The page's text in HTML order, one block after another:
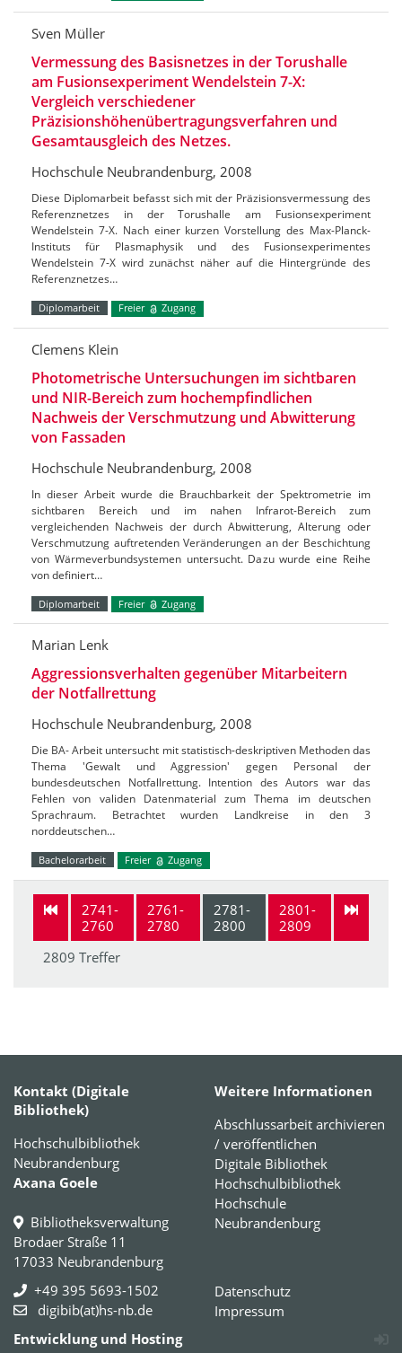
Sven Müller
Vermessung des Basisnetzes in der Torushalle
am Fusionsexperiment Wendelstein 7-X:
Vergleich verschiedener
Präzisionshöhenübertragungsverfahren und
Gesamtausgleich des Netzes.
Hochschule Neubrandenburg, 2008
Diese Diplomarbeit befasst sich mit der Präzisionsvermessung des
Referenznetzes in der Torushalle am Fusionsexperiment
Wendelstein 7-X. Nach einer kurzen Vorstellung des Max-Planck-
Instituts für Plasmaphysik und des Fusionsexperimentes
Wendelstein 7-X wird zunächst näher auf die Hintergründe des
Referenznetzes…
Diplomarbeit Freier Zugang
Clemens Klein
Photometrische Untersuchungen im sichtbaren
und NIR-Bereich zum hochempfindlichen
Nachweis der Verschmutzung und Abwitterung
von Fassaden
Hochschule Neubrandenburg, 2008
In dieser Arbeit wurde die Brauchbarkeit der Spektrometrie im
sichtbaren Bereich und im nahen Infrarot-Bereich zum
vergleichenden Nachweis der durch Abwitterung, Alterung oder
Verschmutzung auftretenden Veränderungen an der Beschichtung
von Wärmeverbundsystemen untersucht. Dazu wurde eine Reihe
von definiert…
Diplomarbeit Freier Zugang
Marian Lenk
Aggressionsverhalten gegenüber Mitarbeitern
der Notfallrettung
Hochschule Neubrandenburg, 2008
Die BA- Arbeit untersucht mit statistisch-deskriptiven Methoden das
Thema 'Gewalt und Aggression' gegen Personal der
bundesdeutschen Notfallrettung. Intention des Autors war das
Fehlen von validen Datenmaterial zum Thema im deutschen
Sprachraum. Betrachtet wurden Landkreise in den 3
norddeutschen…
Bachelorarbeit Freier Zugang
2741-
2760
2761-
2780
2781-
2800
2801-
2809
2809 Treffer
Kontakt (Digitale
Bibliothek)
Hochschulbibliothek
Neubrandenburg
Axana Goele
Bibliotheksverwaltung
Brodaer Straße 11
17033 Neubrandenburg
+49 395 5693-1502
digibib(at)hs-nb.de
Weitere Informationen
Abschlussarbeit archivieren
/ veröffentlichen
Digitale Bibliothek
Hochschulbibliothek
Hochschule
Neubrandenburg
Datenschutz
Impressum
Entwicklung und Hosting